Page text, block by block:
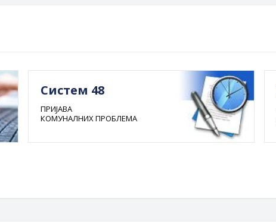
Систем 48
ПРИЈАВА
КОМУНАЛНИХ ПРОБЛЕМА